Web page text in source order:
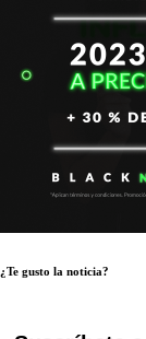
¿Te gusto la noticia?